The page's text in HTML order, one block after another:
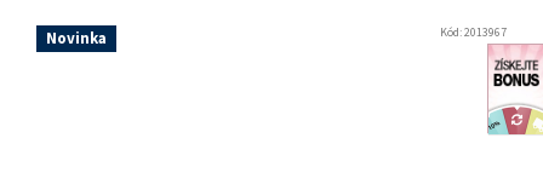
Novinka Kód:2013967